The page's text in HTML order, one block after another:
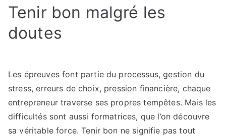
Tenir bon malgré les
doutes
Les épreuves font partie du processus, gestion du
stress, erreurs de choix, pression financière, chaque
entrepreneur traverse ses propres tempêtes. Mais les
difficultés sont aussi formatrices, que l’on découvre
sa véritable force. Tenir bon ne signifie pas tout